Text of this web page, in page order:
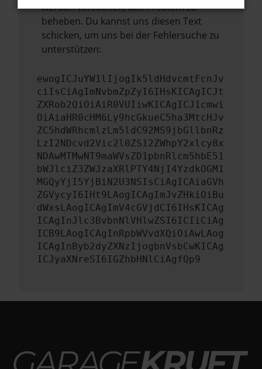
werden versuchen, das Problem zu
beheben. Du kannst uns diesen Text
schicken, um uns bei der Fehlersuche zu
unterstützen:
ewogICJuYW1lIjogIk5ldHdvcmtFcnJv
ciIsCiAgImNvbmZpZyI6IHsKICAgICJt
ZXRob2QiOiAiR0VUIiwKICAgICJ1cmwi
OiAiaHR0cHM6Ly9hcGkueC5ha3MtcHJv
ZC5hdWRhcmlzLm5ldC92MS9jbGllbnRz
LzI2NDcvd2Vic2l0ZS12ZWhpY2xlcy8x
NDAwMTMwNT9maWVsZD1pbnRlcm5hbE51
bWJlciZ3ZWJzaXRlPTY4NjI4YzdkOGM1
MGQyYjI5YjBiN2U3NSIsCiAgICAiaGVh
ZGVycyI6IHt9LAogICAgImJvZHkiOiBu
dWxsLAogICAgImV4cGVjdCI6IHsKICAg
ICAgInJlc3BvbnNlVHlwZSI6ICIiCiAg
ICB9LAogICAgInRpbWVvdXQiOiAwLAog
ICAgInByb2dyZXNzIjogbnVsbCwKICAg
ICJyaXNreSI6IGZhbHNlCiAgfQp9